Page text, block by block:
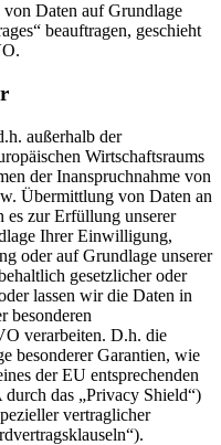
Daten auf Grundlage
beauftragen, geschieht
außerhalb der
Wirtschaftsraums
der Inanspruchnahme von
Übermittlung von Daten an
es zur Erfüllung unserer
Ihrer Einwilligung,
oder auf Grundlage unserer
gesetzlicher oder
lassen wir die Daten in
besonderen
verarbeiten. D.h. die
besonderer Garantien, wie
der EU entsprechenden
das „Privacy Shield“)
vertraglicher